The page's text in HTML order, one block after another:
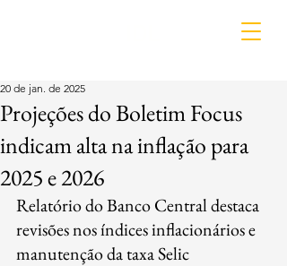
Projeções do Boletim Focus
indicam alta na inflação para
2025 e 2026
20 de jan. de 2025
Relatório do Banco Central destaca
revisões nos índices inflacionários e
manutenção da taxa Selic